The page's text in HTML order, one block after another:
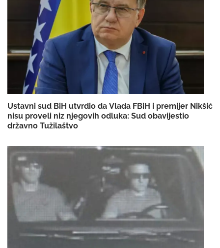
Ustavni sud BiH utvrdio da Vlada FBiH i premijer Nikšić
nisu proveli niz njegovih odluka: Sud obavijestio
državno Tužilaštvo